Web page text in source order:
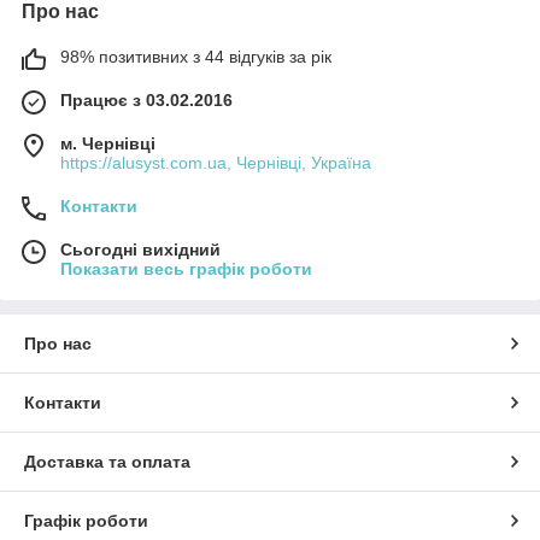
Про нас
98% позитивних з 44 відгуків за рік
Працює з 03.02.2016
м. Чернівці
https://alusyst.com.ua, Чернівці, Україна
Контакти
Сьогодні вихідний
Показати весь графік роботи
Про нас
Контакти
Доставка та оплата
Графік роботи